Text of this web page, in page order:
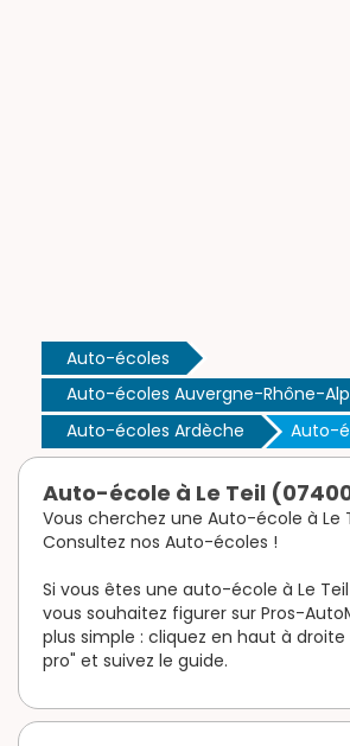
Auto-écoles
Auto-écoles Auvergne-Rhône-
Auto-écoles Ardèche
Auto-
Auto-école à Le Teil
Vous cherchez une Auto-école à Le
Consultez nos Auto-écoles !
Si vous êtes une auto-école à Le
vous souhaitez figurer sur Pros-
plus simple : cliquez en haut à droite
pro" et suivez le guide.